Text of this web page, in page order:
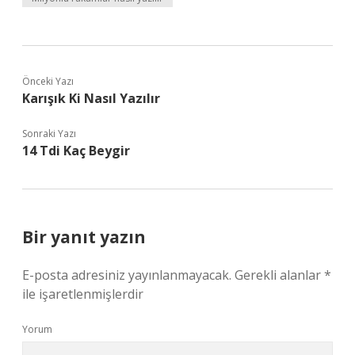
Önceki Yazı
Karışık Ki Nasıl Yazılır
Sonraki Yazı
14 Tdi Kaç Beygir
Bir yanıt yazın
E-posta adresiniz yayınlanmayacak. Gerekli alanlar*
ile işaretlenmişlerdir
Yorum